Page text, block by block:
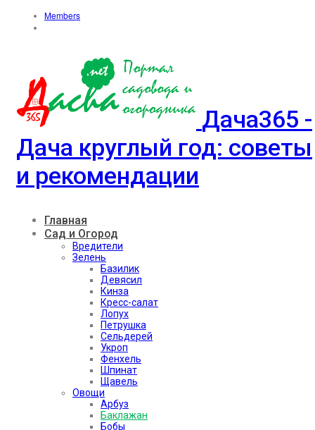
Members
Дача365 -
Дача круглый год: советы
и рекомендации
Главная
Сад и Огород
Вредители
Зелень
Базилик
Девясил
Кинза
Кресс-салат
Лопух
Петрушка
Сельдерей
Укроп
Фенхель
Шпинат
Щавель
Овощи
Арбуз
Баклажан
Бобы